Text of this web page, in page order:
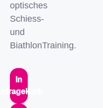
optisches
Schiess-
und
BiathlonTraining.
In